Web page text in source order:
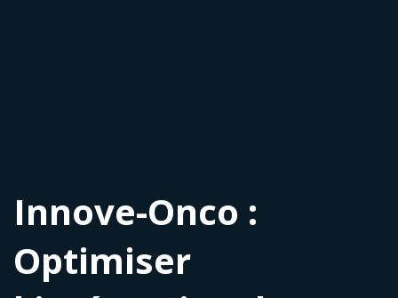
Innove-Onco :
Optimiser